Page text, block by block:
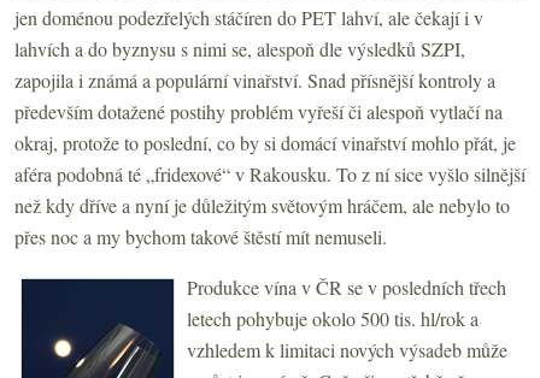
jen doménou podezřelých stáčíren do PET lahví, ale čekají i v
lahvích a do byznysu s nimi se, alespoň dle výsledků SZPI,
zapojila i známá a populární vinařství. Snad přísnější kontroly a
především dotažené postihy problém vyřeší či alespoň vytlačí na
okraj, protože to poslední, co by si domácí vinařství mohlo přát, je
aféra podobná té „fridexové“ v Rakousku. To z ní sice vyšlo silnější
než kdy dříve a nyní je důležitým světovým hráčem, ale nebylo to
přes noc a my bychom takové štěstí mít nemuseli.
Produkce vína v ČR se v posledních třech
letech pohybuje okolo 500 tis. hl/rok a
vzhledem k limitaci nových výsadeb může